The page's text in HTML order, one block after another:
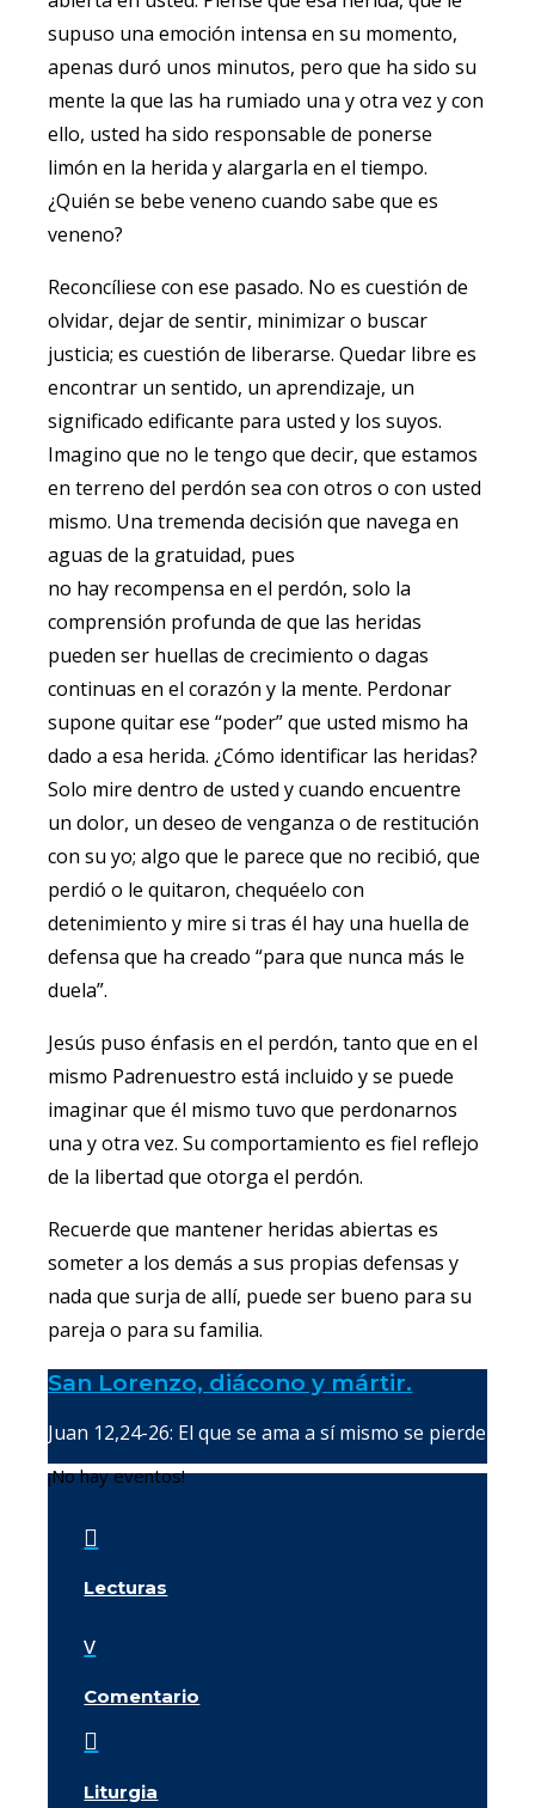
supuso una emoción intensa en su momento,
apenas duró unos minutos, pero que ha sido su
mente la que las ha rumiado una y otra vez y con
ello, usted ha sido responsable de ponerse
limón en la herida y alargarla en el tiempo.
¿Quién se bebe veneno cuando sabe que es
veneno?
Reconcíliese con ese pasado. No es cuestión de
olvidar, dejar de sentir, minimizar o buscar
justicia; es cuestión de liberarse. Quedar libre es
encontrar un sentido, un aprendizaje, un
significado edificante para usted y los suyos.
Imagino que no le tengo que decir, que estamos
en terreno del perdón sea con otros o con usted
mismo. Una tremenda decisión que navega en
aguas de la gratuidad, pues
no hay recompensa en el perdón, solo la
comprensión profunda de que las heridas
pueden ser huellas de crecimiento o dagas
continuas en el corazón y la mente. Perdonar
supone quitar ese “poder” que usted mismo ha
dado a esa herida. ¿Cómo identificar las heridas?
Solo mire dentro de usted y cuando encuentre
un dolor, un deseo de venganza o de restitución
con su yo; algo que le parece que no recibió, que
perdió o le quitaron, chequéelo con
detenimiento y mire si tras él hay una huella de
defensa que ha creado “para que nunca más le
duela”.
Jesús puso énfasis en el perdón, tanto que en el
mismo Padrenuestro está incluido y se puede
imaginar que él mismo tuvo que perdonarnos
una y otra vez. Su comportamiento es fiel reflejo
de la libertad que otorga el perdón.
Recuerde que mantener heridas abiertas es
someter a los demás a sus propias defensas y
nada que surja de allí, puede ser bueno para su
pareja o para su familia.
San Lorenzo, diácono y mártir.
Juan 12,24-26: El que se ama a sí mismo se pierde
¡No hay eventos!

Lecturas
v
Comentario

Liturgia